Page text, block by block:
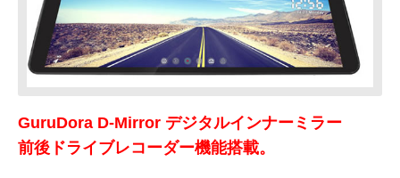
GuruDora D-Mirror デジタルインナーミラー
前後ドライブレコーダー機能搭載。